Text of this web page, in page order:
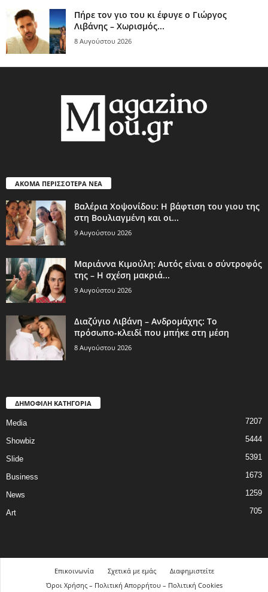
Πήρε τον γιο του κι έφυγε ο Γιώργος
Λιβάνης – Χωρισμός...
8 Αυγούστου 2026
ΑΚΟΜΑ ΠΕΡΙΣΣΟΤΕΡΑ ΝΕΑ
Βαλέρια Χοψονίδου: Η βάφτιση του γιου της
στη Βουλιαγμένη και οι...
9 Αυγούστου 2026
Μαριάννα Κιμούλη: Αυτός είναι ο σύντροφός
της – Η σχέση μακριά...
9 Αυγούστου 2026
Διαζύγιο Λιβάνη – Ανδρομάχης: Το
πρόσωπο-κλειδί που μπήκε στη μέση
8 Αυγούστου 2026
ΔΗΜΟΦΙΛΗ ΚΑΤΗΓΟΡΙΑ
Media 7207
Showbiz 5444
Slide 5391
Business 1673
News 1259
Art 705
Επικοινωνία Σχετικά με εμάς
Διαφημιστείτε
Όροι Χρήσης – Πολιτική Απορρήτου – Πολιτική Cookies